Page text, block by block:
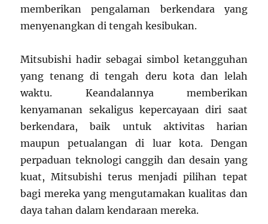
memberikan pengalaman berkendara yang
menyenangkan di tengah kesibukan.
Mitsubishi hadir sebagai simbol ketangguhan
yang tenang di tengah deru kota dan lelah
waktu. Keandalannya memberikan
kenyamanan sekaligus kepercayaan diri saat
berkendara, baik untuk aktivitas harian
maupun petualangan di luar kota. Dengan
perpaduan teknologi canggih dan desain yang
kuat, Mitsubishi terus menjadi pilihan tepat
bagi mereka yang mengutamakan kualitas dan
daya tahan dalam kendaraan mereka.